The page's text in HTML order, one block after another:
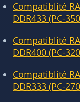
Compatiblité
DDR433 (PC-
Compatiblité
DDR400 (PC-
Compatiblité
DDR333 (PC-